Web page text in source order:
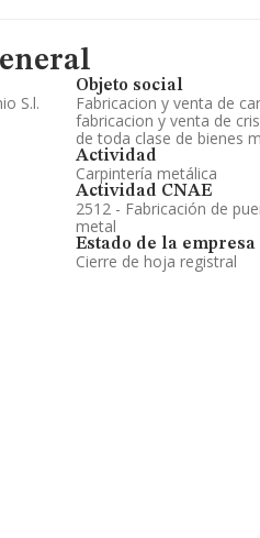
S.l.
Objeto social
Fabricacion y venta de
fabricacion y venta de
de toda clase de bienes
Actividad
Carpintería metálica
Actividad CNAE
2512 - Fabricación de
metal
Estado de la empresa
Cierre de hoja registral